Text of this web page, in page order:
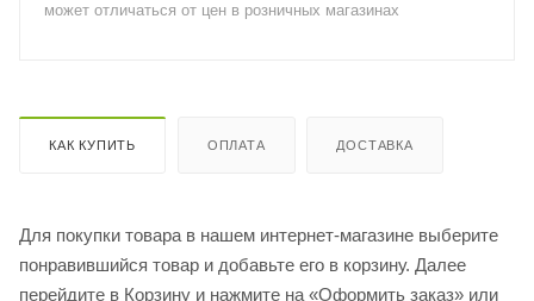
может отличаться от цен в розничных магазинах
КАК КУПИТЬ ОПЛАТА ДОСТАВКА
Для покупки товара в нашем интернет-магазине выберите
понравившийся товар и добавьте его в корзину. Далее
перейдите в Корзину и нажмите на «Оформить заказ» или